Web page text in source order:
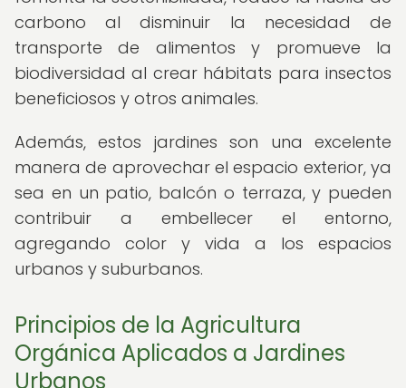
carbono al disminuir la necesidad de
transporte de alimentos y promueve la
biodiversidad al crear hábitats para insectos
beneficiosos y otros animales.
Además, estos jardines son una excelente
manera de aprovechar el espacio exterior, ya
sea en un patio, balcón o terraza, y pueden
contribuir a embellecer el entorno,
agregando color y vida a los espacios
urbanos y suburbanos.
Principios de la Agricultura
Orgánica Aplicados a Jardines
Urbanos